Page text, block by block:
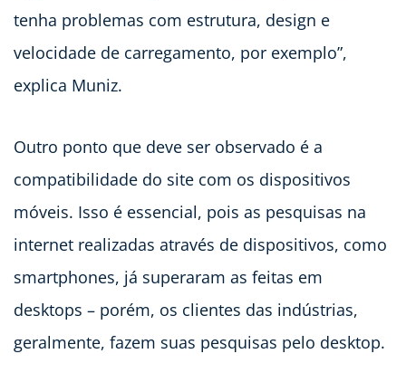
tenha problemas com estrutura, design e
velocidade de carregamento, por exemplo”,
explica Muniz.
Outro ponto que deve ser observado é a
compatibilidade do site com os dispositivos
móveis. Isso é essencial, pois as pesquisas na
internet realizadas através de dispositivos, como
smartphones, já superaram as feitas em
desktops – porém, os clientes das indústrias,
geralmente, fazem suas pesquisas pelo desktop.